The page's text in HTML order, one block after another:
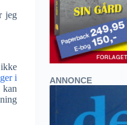
jeg
i
ANNONCE